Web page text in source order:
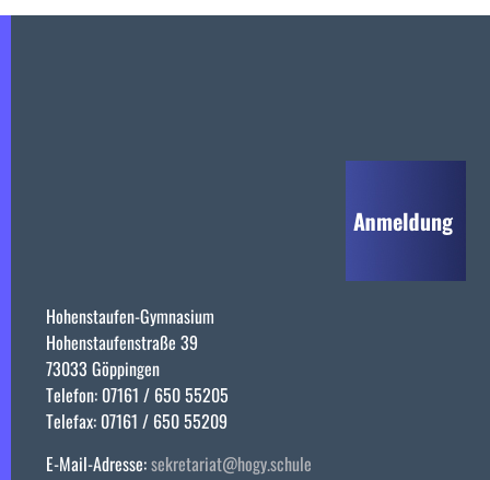
Hohenstaufen-Gymnasium
Hohenstaufenstraße 39
73033 Göppingen
Telefon: 07161 / 650 55205
Telefax: 07161 / 650 55209
E-Mail-Adresse:sekretariat@hogy.schule